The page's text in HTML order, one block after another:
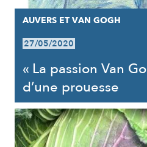
AUVERS ET VAN GOGH
27/05/2020
« La passion Van
d’une prouesse